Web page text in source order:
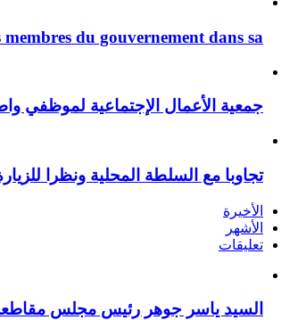
du gouvernement dans sa ...
جمعية الأعمال الإجتماعية لموظفي
تجاوبا مع السلطة المحلية ونظرا
الأخيرة
الأشهر
تعليقات
السيد ياسر جوهر رئيس مجلس مقاطعة فاس